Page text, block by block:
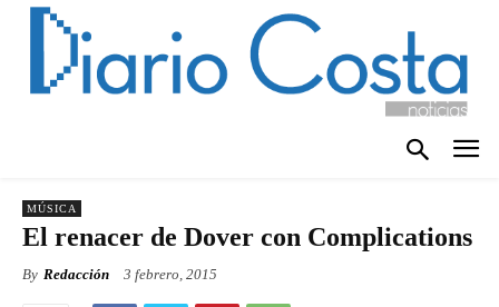
MÚSICA
El renacer de Dover con Complications
By Redacción 3 febrero, 2015